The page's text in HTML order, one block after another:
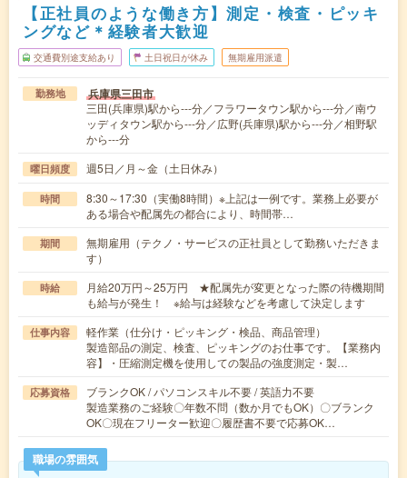
【正社員のような働き方】測定・検査・ピッキ
ングなど＊経験者大歓迎
交通費別途支給あり 土日祝日が休み 無期雇用派遣
勤務地 兵庫県三田市
三田(兵庫県)駅から---分／フラワータウン駅から---分／南ウ
ッディタウン駅から---分／広野(兵庫県)駅から---分／相野駅
から---分
曜日頻度 週5日／月～金（土日休み）
時間
8:30～17:30（実働8時間）※上記は一例です。業務上必要が
ある場合や配属先の都合により、時間帯…
期間
無期雇用（テクノ・サービスの正社員として勤務いただきま
す）
時給
月給20万円～25万円 ★配属先が変更となった際の待機期間
も給与が発生！ ※給与は経験などを考慮して決定します
仕事内容
軽作業（仕分け・ピッキング・検品、商品管理）
製造部品の測定、検査、ピッキングのお仕事です。【業務内
容】・圧縮測定機を使用しての製品の強度測定・製…
応募資格
ブランクOK / パソコンスキル不要 / 英語力不要
製造業務のご経験〇年数不問（数か月でもOK）〇ブランク
OK〇現在フリーター歓迎〇履歴書不要で応募OK…
職場の雰囲気